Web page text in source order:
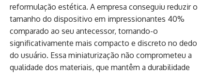
reformulação estética. A empresa conseguiu reduzir o
tamanho do dispositivo em impressionantes 40%
comparado ao seu antecessor, tornando-o
significativamente mais compacto e discreto no dedo
do usuário. Essa miniaturização não comprometeu a
qualidade dos materiais, que mantêm a durabilidade